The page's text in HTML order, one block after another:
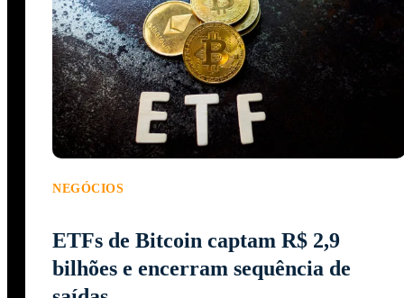
NEGÓCIOS
ETFs de Bitcoin captam R$ 2,9
bilhões e encerram sequência de